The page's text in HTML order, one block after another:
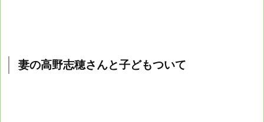
妻の高野志穂さんと子どもついて